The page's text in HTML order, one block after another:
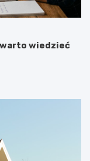
wiedzieć